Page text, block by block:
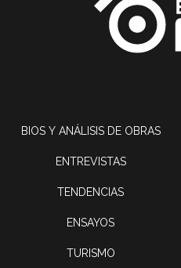
BIOS Y ANÁLISIS DE OBRAS
ENTREVISTAS
TENDENCIAS
ENSAYOS
TURISMO